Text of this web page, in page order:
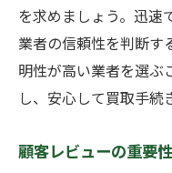
を求めましょう。迅速
業者の信頼性を判断す
明性が高い業者を選ぶ
し、安心して買取手続
顧客レビューの重要性